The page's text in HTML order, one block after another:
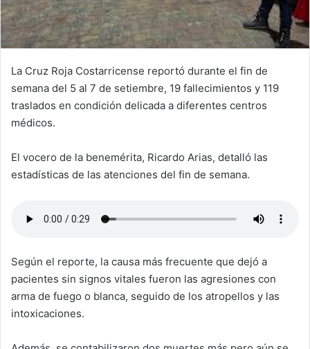
La Cruz Roja Costarricense reportó durante el fin de
semana del 5 al 7 de setiembre, 19 fallecimientos y 119
traslados en condición delicada a diferentes centros
médicos.
El vocero de la benemérita, Ricardo Arias, detalló las
estadísticas de las atenciones del fin de semana.
Según el reporte, la causa más frecuente que dejó a
pacientes sin signos vitales fueron las agresiones con
arma de fuego o blanca, seguido de los atropellos y las
intoxicaciones.